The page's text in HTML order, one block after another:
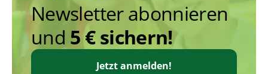
Newsletter abonnieren
und 5 € sichern!
Jetzt anmelden!